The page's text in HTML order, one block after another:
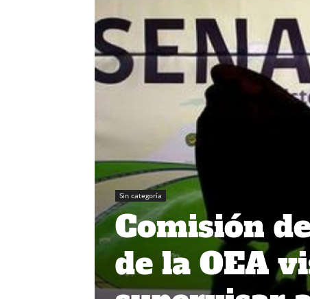
Sin categoría
Comisión
de la OEA